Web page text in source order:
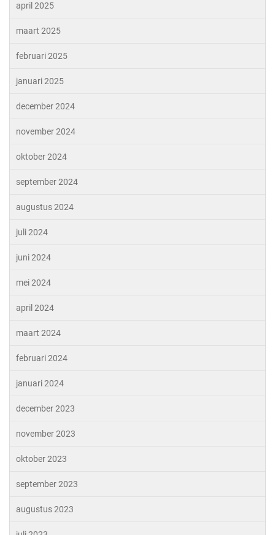
april 2025
maart 2025
februari 2025
januari 2025
december 2024
november 2024
oktober 2024
september 2024
augustus 2024
juli 2024
juni 2024
mei 2024
april 2024
maart 2024
februari 2024
januari 2024
december 2023
november 2023
oktober 2023
september 2023
augustus 2023